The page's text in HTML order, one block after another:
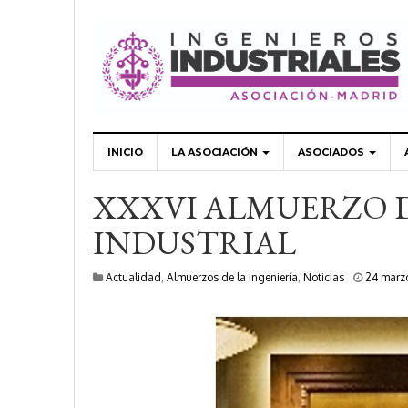
INICIO LA ASOCIACIÓN ASOCIADOS
XXXVI ALMUERZO
INDUSTRIAL
Actualidad , Almuerzos de la Ingeniería, Noticias 24